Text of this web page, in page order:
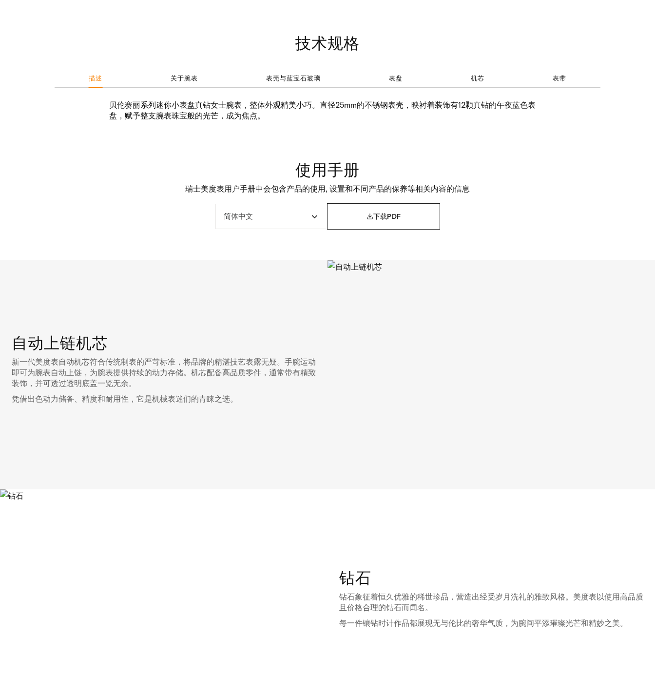
技术规格
描述 关于腕表 表壳与蓝宝石玻璃 表盘 机芯 表带
贝伦赛丽系列迷你小表盘真钻女士腕表，整体外观精美小巧。直径25mm的不锈钢表壳，映衬着装饰有12颗真钻的午夜蓝色表
盘，赋予整支腕表珠宝般的光芒，成为焦点。
使用手册
瑞士美度表用户手册中会包含产品的使用, 设置和不同产品的保养等相关内容的信息
 下载PDF
自动上链机芯
新一代美度表自动机芯符合传统制表的严苛标准，将品牌的精湛技艺表露无疑。手腕运动
即可为腕表自动上链，为腕表提供持续的动力存储。机芯配备高品质零件，通常带有精致
装饰，并可透过透明底盖一览无余。
凭借出色动力储备、精度和耐用性，它是机械表迷们的青睐之选。
钻石
钻石象征着恒久优雅的稀世珍品，营造出经受岁月洗礼的雅致风格。美度表以使用高品质
且价格合理的钻石而闻名。
每一件镶钻时计作品都展现无与伦比的奢华气质，为腕间平添璀璨光芒和精妙之美。